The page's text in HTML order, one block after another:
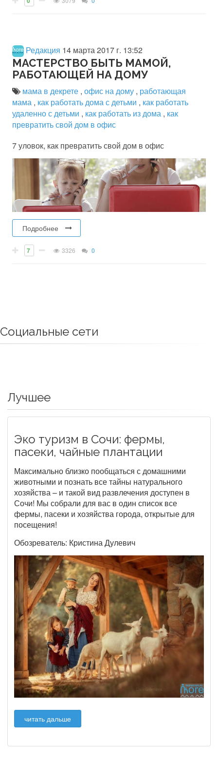
Редакция 14 марта 2017 г. 13:52
МАСТЕРСТВО БЫТЬ МАМОЙ,
РАБОТАЮЩЕЙ НА ДОМУ
мама в декрете , офис на дому , работающая
мама , как работать дома с детьми , как работать
удаленно с детьми , как работать из дома , как
превратить свой дом в офис
7 уловок, как превратить свой дом в офис
Подробнее
7 3326 0
Социальные сети
Лучшее
Эко туризм в Сочи: фермы,
пасеки, чайные плантации
Максимально близко пообщаться с домашними
животными и познать все тайны натурального
хозяйства – и такой вид развлечения доступен в
Сочи! Мы собрали для вас в один список все
фермы, пасеки и хозяйства города, открытые для
посещения!
Обозреватель: Кристина Дулевич
читать дальше